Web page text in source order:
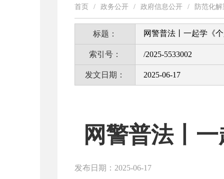
首页 / 政务公开 / 政府信息公开 / 防范化
标题： 网警普法丨一起学《
索引号： /2025-5533002
发文日期： 2025-06-17
网警普法丨
发布日期：2025-06-17